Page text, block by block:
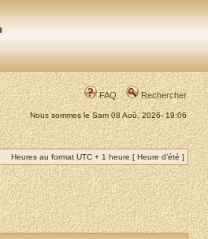
FAQ Rechercher
Nous sommes le Sam 08 Aoû, 2026- 19:06
Heures au format UTC + 1 heure [ Heure d’été ]